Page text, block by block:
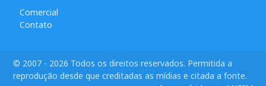
Comercial
Contato
© 2007 - 2026 Todos os direitos reservados. Permitida a
reprodução desde que creditadas as mídias e citada a fonte.